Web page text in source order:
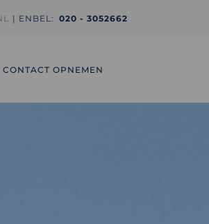
EN BEL: 020 - 3052662
CONTACT OPNEMEN